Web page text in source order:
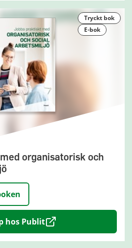
organisatorisk och
tryckt bok
e-bok
hos Publit